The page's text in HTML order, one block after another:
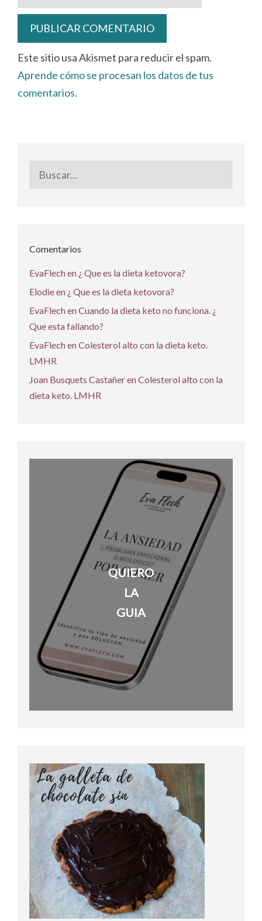
Este sitio usa Akismet para reducir el spam.
Aprende cómo se procesan los datos de tus
comentarios.
Comentarios
EvaFlechen ¿ Que es la dieta ketovora?
Elodieen ¿ Que es la dieta ketovora?
EvaFlechenCuando la dieta keto no funciona. ¿
Que esta fallando?
EvaFlechenColesterol alto con la dieta keto.
LMHR
Joan Busquets CastañerenColesterol alto con la
dieta keto. LMHR
QUIERO
LA
GUIA